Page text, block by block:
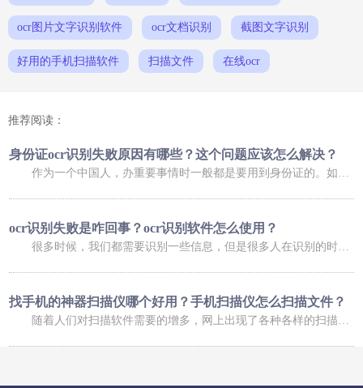
ocr图片文字识别软件 ocr文档识别 截图文字识别
好用的手机扫描软件 扫描文件 在线ocr
推荐阅读：
身份证ocr识别失败原因有哪些？这个问题应该怎么解决？
ocr识别失败是咋回事？ocr识别软件怎么使用？
找手机的神器扫描仪哪个好用？手机扫描仪怎么扫描文件？
随着人们对扫描软件需要的增多，网上出现了各种各样的扫描软件，有的扫描软件可以帮助我们找手机，有的扫描软件可以帮助我们扫描文件，今天小编就给大家介绍一下找手机的神器扫描仪哪个好用？手机扫描仪怎么扫描文件？ 找手机的神器扫描仪哪个好用 福昕扫描王功能十分强大，涵盖了多种扫描的功能服务，根据自己的